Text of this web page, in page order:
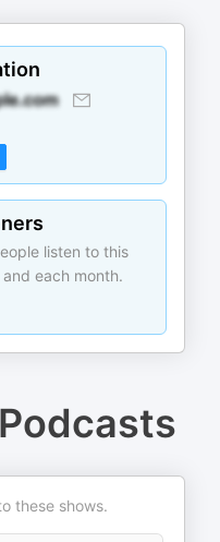
listen to this
each month.
these shows.